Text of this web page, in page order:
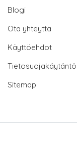
Blogi
Ota yhteyttä
Käyttöehdot
Tietosuojakäytäntö
Sitemap